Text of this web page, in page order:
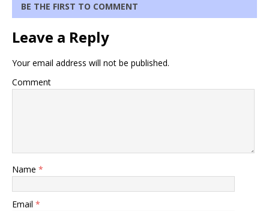
BE THE FIRST TO COMMENT
Leave a Reply
Your email address will not be published.
Comment
Name *
Email *